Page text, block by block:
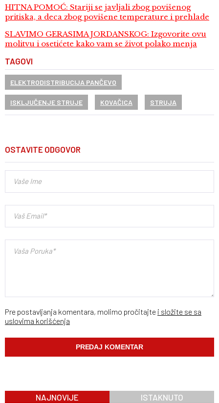
HITNA POMOĆ: Stariji se javljali zbog povišenog
pritiska, a deca zbog povišene temperature i prehlade
SLAVIMO GERASIMA JORDANSKOG: Izgovorite ovu
molitvu i osetićete kako vam se život polako menja
TAGOVI
ELEKTRODISTRIBUCIJA PANČEVO
ISKLJUČENJE STRUJE KOVAČICA STRUJA
OSTAVITE ODGOVOR
Pre postavljanja komentara, molimo pročitajte i složite se sa
uslovima korišćenja
NAJNOVIJE ISTAKNUTO